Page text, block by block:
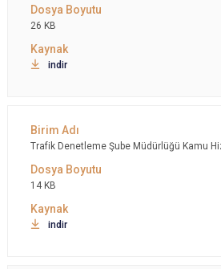
26 KB
indir
Trafik Denetleme Şube Müdürlüğü Kamu
14 KB
indir